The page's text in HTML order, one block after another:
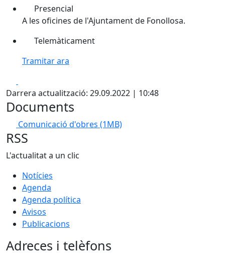
Presencial
A les oficines de l'Ajuntament de Fonollosa.
Telemàticament
Tramitar ara
Darrera actualització: 29.09.2022 | 10:48
Documents
Comunicació d'obres (1MB)
RSS
L'actualitat a un clic
Notícies
Agenda
Agenda política
Avisos
Publicacions
Adreces i telèfons